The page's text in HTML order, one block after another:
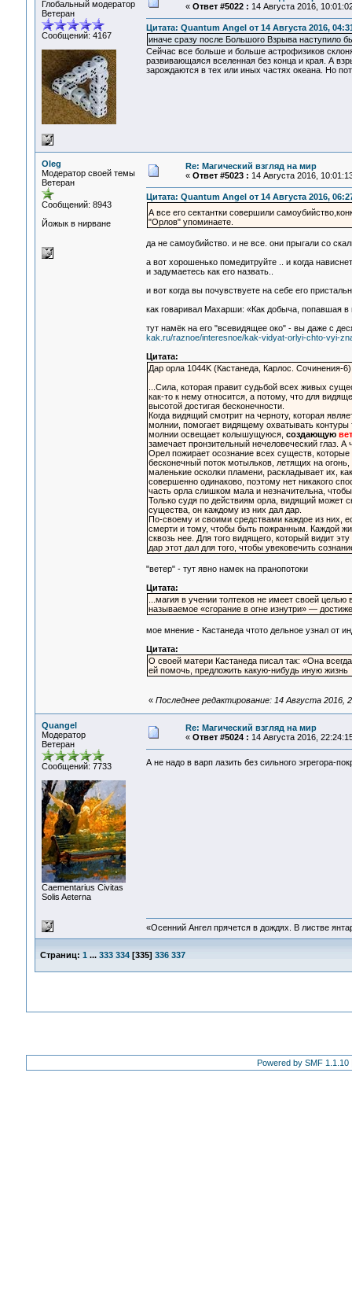
Глобальный модератор
Ветеран
Сообщений: 4167
« Ответ #5022 : 14 Августа 2016,
Цитата: Quantum Angel от 14 Августа 2016,
иначе сразу после Большого Взрыва наступило
Сейчас все больше и больше астрофизиков
развивающаяся вселенная без конца и края. А
зарождаются в тех или иных частях океана. Но
Oleg
Модератор своей темы
Ветеран
Сообщений: 8943
Йожык в нирване
Re: Магический взгляд на мир
« Ответ #5023 : 14 Августа 2016,
Цитата: Quantum Angel от 14 Августа 2016,
А все его сектантки совершили
"Орлов" упоминаете.
да не самоубийство. и не все. они прыгали со
а вот хорошенько помедитруйте .. и когда
и задумаетесь как его назвать..
и вот когда вы почувствуете на себе его
как говаривал Махарши: «Как добыча, попавшая в
тут намёк на его "всевидящее око" - вы даже с
kak.ru/raznoe/interesnoe/kak-vidyat-orlyi-chto-vyi-
Цитата:
Дар орла 1044K (Кастанеда, Карлос. Сочинения-6)
...Сила, которая правит судьбой всех живых
как-то к нему относится, а потому, что для
высотой достигая бесконечности.
Когда видящий смотрит на черноту, которая
молнии, помогает видящему охватывать контуры
молнии освещает колышущуюся, создающую
замечает пронзительный нечеловеческий глаз.
Орел пожирает осознание всех существ,
бесконечный поток мотыльков, летящих на
маленькие осколки пламени, раскладывает их,
совершенно одинаково, поэтому нет никакого
часть орла слишком мала и незначительна,
Только судя по действиям орла, видящий может
существа, он каждому из них дал дар.
По-своему и своими средствами каждое из них,
смерти и тому, чтобы быть пожранным. Каждой
сквозь нее. Для того видящего, который видит
дар этот дал для того, чтобы увековечить
"ветер" - тут явно намек на пранопотоки
Цитата:
...магия в учении толтеков не имеет своей
называемое «сгорание в огне изнутри» —
мое мнение - Кастанеда чтото дельное узнал от
Цитата:
О своей матери Кастанеда писал так: «Она
ей помочь, предложить какую-нибудь иную жизнь
« Последнее редактирование: 14 Августа 2016,
Quangel
Модератор
Ветеран
Сообщений: 7733
Сaementarius Civitas
Solis Aeterna
Re: Магический взгляд на мир
« Ответ #5024 : 14 Августа 2016,
А не надо в варп лазить без сильного эгрегора-
«Осенний Ангел прячется в дождях. В листве
Страниц: 1 ... 333 334[335] 336 337
Powered by SMF 1.1.10